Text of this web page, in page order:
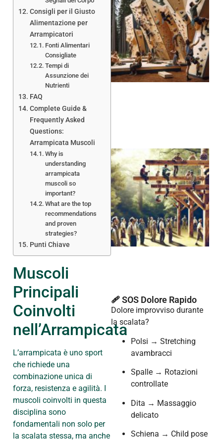
Consigli per il Giusto
Alimentazione per
Arrampicatori
Fonti Alimentari
Consigliate
Tempi di
Assunzione dei
Nutrienti
FAQ
Complete Guide &
Frequently Asked
Questions:
Arrampicata Muscoli
Why is
understanding
arrampicata
muscoli so
important?
What are the top
recommendations
and proven
strategies?
Punti Chiave
Muscoli
Principali
Coinvolti
nell’Arrampicata
L’arrampicata è uno sport
che richiede una
combinazione unica di
forza, resistenza e agilità. I
muscoli coinvolti in questa
disciplina sono
fondamentali non solo per
la scalata stessa, ma anche
🩹 SOS Dolore Rapido
Dolore improvviso durante
la scalata?
Polsi → Stretching
avambracci
Spalle → Rotazioni
controllate
Dita → Massaggio
delicato
Schiena → Child pose